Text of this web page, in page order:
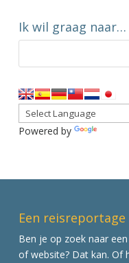
Ik wil graag naar…
Powered by
Een reisreportage
Ben je op zoek naar
of website? Dat kan. Of